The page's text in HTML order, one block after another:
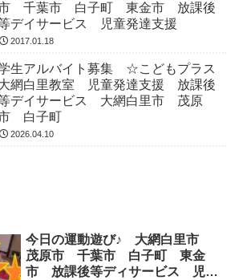
千葉市 白子町 東金市 放課後
デイサービス 児童発達支援
2017.01.18
生アルバイト募集 ☆こどもプラス
網白里教室 児童発達支援 放課後
デイサービス 大網白里市 茂原
白子町
2026.04.10
今日の運動遊び♪ 大網白里市
茂原市 千葉市 白子町 東金
市 放課後等ディサービス 児童